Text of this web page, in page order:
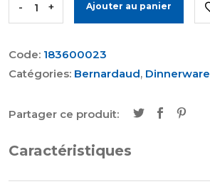
- + Ajouter au panier
Code: 183600023
Catégories: Bernardaud, Dinnerware
Partager ce produit:
Caractéristiques